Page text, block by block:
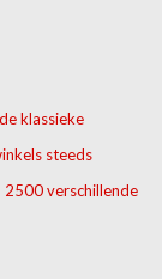
klassieke
steeds
2500 verschillende